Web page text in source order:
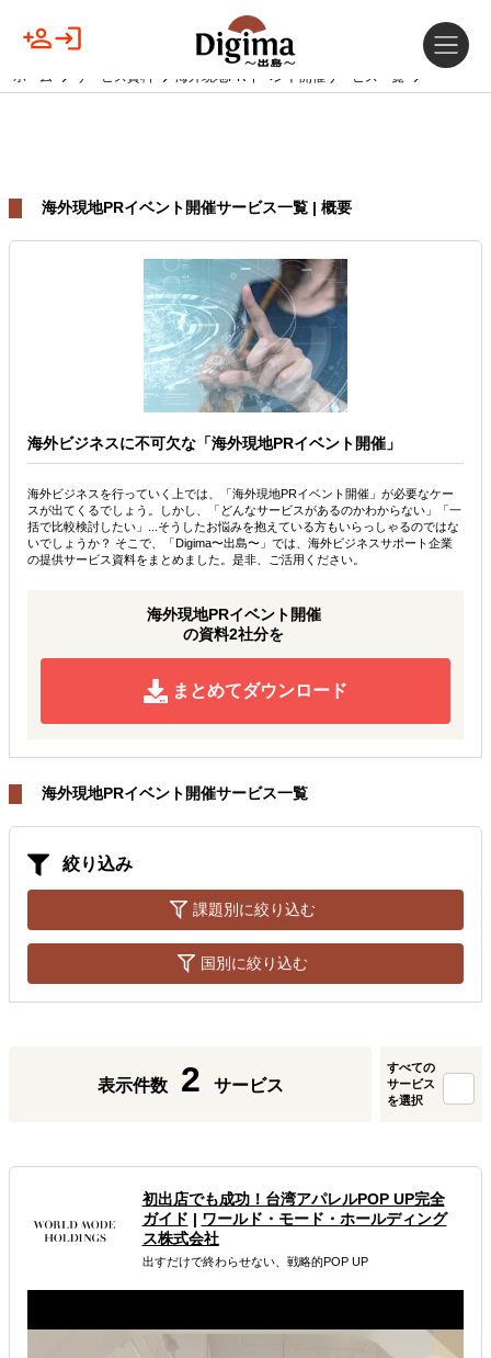
ホーム サービス資料 海外現地PRイベント開催サービス一覧
海外現地PRイベント開催サービス一覧 | 概要
海外ビジネスに不可欠な「海外現地PRイベント開催」
海外ビジネスを行っていく上では、「海外現地PRイベント開催」が必要なケー
スが出てくるでしょう。しかし、「どんなサービスがあるのかわからない」「一
括で比較検討したい」...そうしたお悩みを抱えている方もいらっしゃるのではな
いでしょうか？ そこで、「Digima〜出島〜」では、海外ビジネスサポート企業
の提供サービス資料をまとめました。是非、ご活用ください。
海外現地PRイベント開催
の資料2社分を
まとめてダウンロード
海外現地PRイベント開催サービス一覧
絞り込み
課題別に絞り込む
国別に絞り込む
表示件数 2 サービス
すべての
サービス
を選択
初出店でも成功！台湾アパレルPOP UP完全
ガイド | ワールド・モード・ホールディング
ス株式会社
出すだけで終わらせない、戦略的POP UP